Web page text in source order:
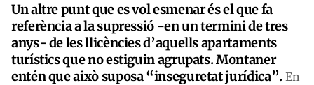
Un altre punt que es vol esmenar és el que fa
referència a la supressió -en un termini de tres
anys- de les llicències d’aquells apartaments
turístics que no estiguin agrupats. Montaner
entén que això suposa “inseguretat jurídica”.En